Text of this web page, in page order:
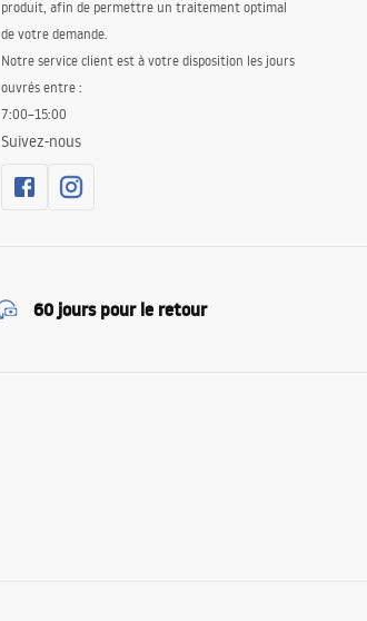
produit, afin de permettre un traitement optimal
de votre demande.
Notre service client est à votre disposition les jours
ouvrés entre :
7:00–15:00
Suivez-nous
60 jours pour le retour